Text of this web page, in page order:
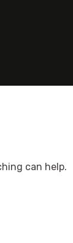
can help.